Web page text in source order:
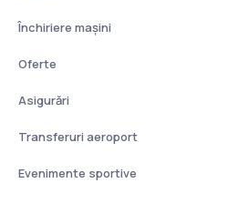
Închiriere mașini
Oferte
Asigurări
Transferuri aeroport
Evenimente sportive